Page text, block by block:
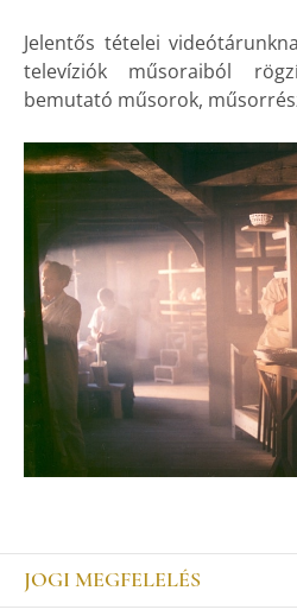
Jelentős tételei
televíziók műsoraiból
bemutató műsorok,
JOGI MEGFELELÉS